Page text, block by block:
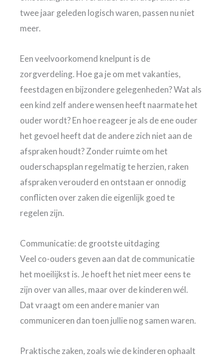
twee jaar geleden logisch waren, passen nu niet
meer.
Een veelvoorkomend knelpunt is de
zorgverdeling. Hoe ga je om met vakanties,
feestdagen en bijzondere gelegenheden? Wat als
een kind zelf andere wensen heeft naarmate het
ouder wordt? En hoe reageer je als de ene ouder
het gevoel heeft dat de andere zich niet aan de
afspraken houdt? Zonder ruimte om het
ouderschapsplan regelmatig te herzien, raken
afspraken verouderd en ontstaan er onnodig
conflicten over zaken die eigenlijk goed te
regelen zijn.
Communicatie: de grootste uitdaging
Veel co-ouders geven aan dat de communicatie
het moeilijkst is. Je hoeft het niet meer eens te
zijn over van alles, maar over de kinderen wél.
Dat vraagt om een andere manier van
communiceren dan toen jullie nog samen waren.
Praktische zaken, zoals wie de kinderen ophaalt